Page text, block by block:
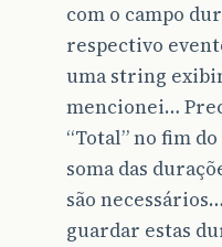
com o campo
respectivo
uma string
mencionei…
“Total” no fim
soma das
são
guardar estas